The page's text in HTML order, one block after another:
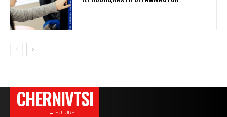
CHERNIVTSI
———→ FUTURE